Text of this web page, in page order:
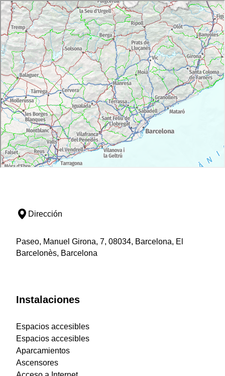
Dirección
Paseo, Manuel Girona, 7, 08034, Barcelona, El
Barcelonès, Barcelona
Instalaciones
Espacios accesibles
Espacios accesibles
Aparcamientos
Ascensores